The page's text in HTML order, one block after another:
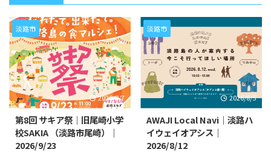
淡路市
2026/8/7
第8回 サキア祭｜旧尾崎小学
校SAKIA （淡路市尾崎）｜
2026/9/23
淡路市
2026/8/5
AWAJI Local Navi｜淡路ハ
イウェイオアシス｜
2026/8/12